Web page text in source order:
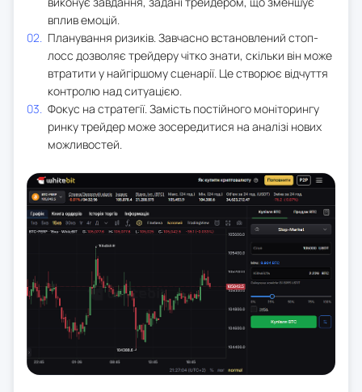
вплив емоцій.
Планування ризиків. Завчасно встановлений стоп-
лосс дозволяє трейдеру чітко знати, скільки він може
втратити у найгіршому сценарії. Це створює відчуття
контролю над ситуацією.
Фокус на стратегії. Замість постійного моніторингу
ринку трейдер може зосередитися на аналізі нових
можливостей.